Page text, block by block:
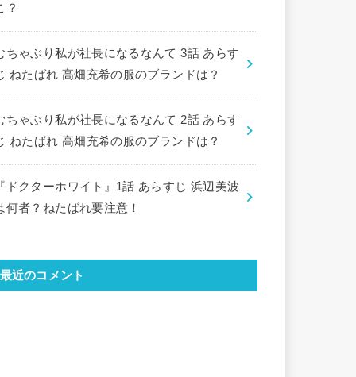
？
ちゃぶり私が社長になるなんて 3話 あらす
ねたばれ 高畑充希の服のブランドは？
ちゃぶり私が社長になるなんて 2話 あらす
ねたばれ 高畑充希の服のブランドは？
『ドクターホワイト』1話 あらすじ 浜辺美波
何者？ねたばれ要注意！
最近のコメント